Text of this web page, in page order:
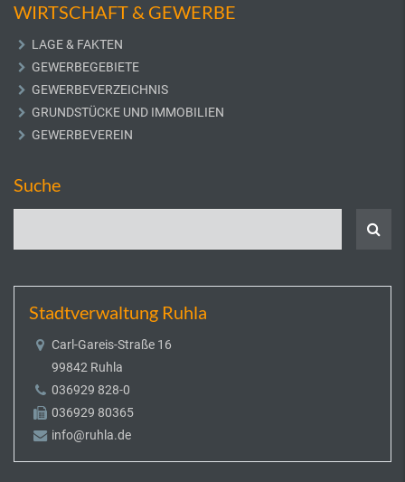
WIRTSCHAFT & GEWERBE
LAGE & FAKTEN
GEWERBEGEBIETE
GEWERBEVERZEICHNIS
GRUNDSTÜCKE UND IMMOBILIEN
GEWERBEVEREIN
Suche
Stadtverwaltung Ruhla
Carl-Gareis-Straße 16
99842 Ruhla
036929 828-0
036929 80365
info@ruhla.de